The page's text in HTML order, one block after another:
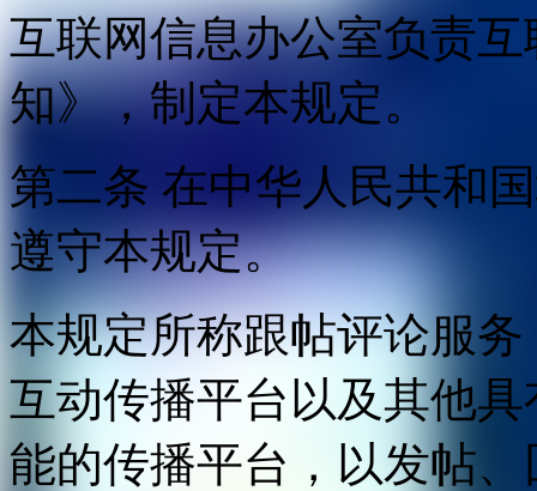
互联网信息办公室负责
知》，制定本规定。
第二条 在中华人民共和
遵守本规定。
本规定所称跟帖评论服
互动传播平台以及其他
能的传播平台，以发帖